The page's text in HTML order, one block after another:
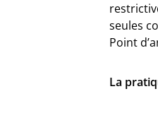
seules
Point
La